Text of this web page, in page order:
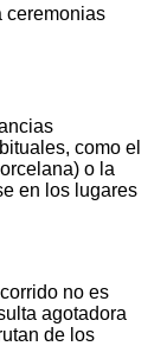
ceremonias
como el
o la
en los lugares
no es
agotadora
de los